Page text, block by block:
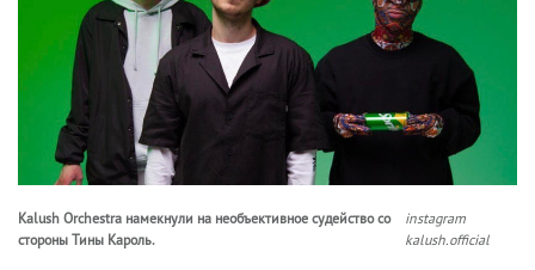
Kalush Orchestra намекнули на необъективное судейство со
стороны Тины Кароль.
instagram
kalush.official